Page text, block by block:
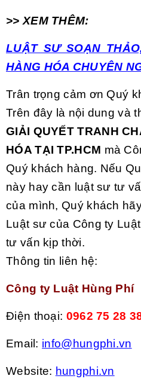
>> XEM THÊM:
LUẬT SƯ SOẠN
HÀNG HÓA CHUYÊN
Trân trọng cảm ơn Quý
Trên đây là nội dung và
GIẢI QUYẾT TRANH
HÓA TẠI TP.HCM mà
Quý khách hàng. Nếu
này hay cần luật sư tư
của mình, Quý khách
Luật sư của Công ty
tư vấn kịp thời.
Thông tin liên hệ:
Công ty Luật Hùng Phí
Điện thoại: 0962 75 28
Email: info@hungphi.vn
Website: hungphi.vn